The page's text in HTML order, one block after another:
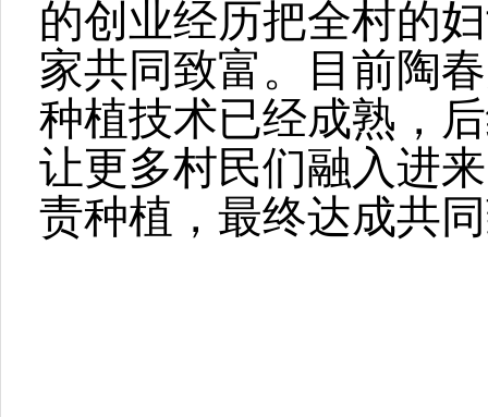
的创业经历把全村的
家共同致富。目前陶
种植技术已经成熟，
让更多村民们融入进
责种植，最终达成共